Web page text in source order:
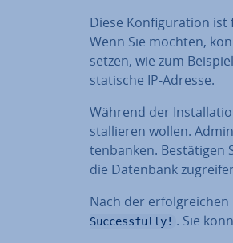
Diese Kon­fi­gu­ra­ti­on ist
Wenn Sie möchten,
setzen, wie zum
statische IP-Adresse.
Während der
stal­lie­ren wollen.
ten­ban­ken. Be­stä­ti­gen
die Datenbank
Nach der
Successfully! . Sie